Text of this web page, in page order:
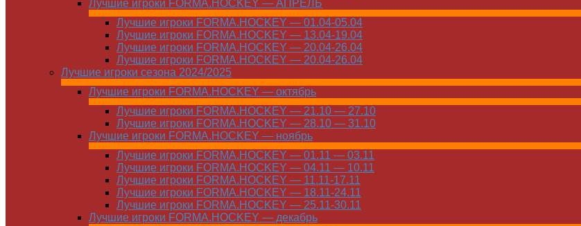
Лучшие игроки FORMA.HOCKEY — АПРЕЛЬ
Лучшие игроки FORMA.HOCKEY — 01.04-05.04
Лучшие игроки FORMA.HOCKEY — 13.04-19.04
Лучшие игроки FORMA.HOCKEY — 20.04-26.04
Лучшие игроки FORMA.HOCKEY — 20.04-26.04
Лучшие игроки сезона 2024/2025
Лучшие игроки FORMA.HOCKEY — октябрь
Лучшие игроки FORMA.HOCKEY — 21.10 — 27.10
Лучшие игроки FORMA.HOCKEY — 28.10 — 31.10
Лучшие игроки FORMA.HOCKEY — ноябрь
Лучшие игроки FORMA.HOCKEY — 01.11 — 03.11
Лучшие игроки FORMA.HOCKEY — 04.11 — 10.11
Лучшие игроки FORMA.HOCKEY — 11.11-17.11
Лучшие игроки FORMA.HOCKEY — 18.11-24.11
Лучшие игроки FORMA.HOCKEY — 25.11-30.11
Лучшие игроки FORMA.HOCKEY — декабрь